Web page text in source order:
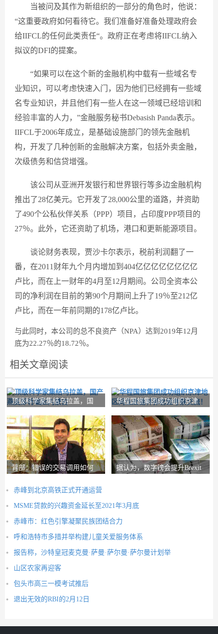
当被问及其作为新组织的一部分的角色时，他说：
“这重要政府如何看待它。我们准备好准备处理政府会
给IIFCL的任何此类责任“。政府正在考虑将IIFCL纳入
拟议的DFI的提案。
“如果可以在这个新的金融机构中载有一些域名专
业知识，可以考虑快速入门，因为他们已经拥有一些域
名专业知识，并且他们有一些人在这一领域已经培训和
经验丰富的人力，”金融服务秘书Debasish Panda表示。
IIFCL于2006年成立，是基础设施部门的领先金融机
构，开发了几种创新的金融解决方案，包括外卖金融，
次级债务和信贷增强。
该公司从亚洲开发银行和世界银行等多边金融机构
推出了28亿美元。它开发了28,000公里的道路，并资助
了490个公私伙伴关系（PPP）项目，占印度PPP项目的
27％。此外，它还资助了机场，港口和更新能源项目。
谈论财务表现，贾沙卡尔表示，税前利润翻了一
番，在2011财年九个月内增加到404亿亿亿亿亿亿亿亿
卢比，而在上一财年的4月至12月期间。公司全资本公
司的净利润在目前的第90个月期间上升了19％至212亿
卢比，而在一年前同期的178亿卢比。
与此同时，本公司的总不良资产（NPA）达到2019年12月
底为22.27％的18.72％。
相关文章阅读
顶级科学家集结乌拉盖，国
华程国旅集团成功组织京津
背部：错误的交易调用如何
据认为，数字镑会提升Brexit
赤峰到北京高铁正式开通运营
MSME贷款的兴趣资金延长至2021年3月底
赤峰市：红色引擎凝聚民族团结合力
呼和浩特市多措并举构建儿童关爱服务体系
报告称，沙特皇冠麦克曼·萨曼·萨尔曼·萨尔曼计划举
山区农家再迎客
包头市高三一模考试推后
退出无效的RBI的2月12日